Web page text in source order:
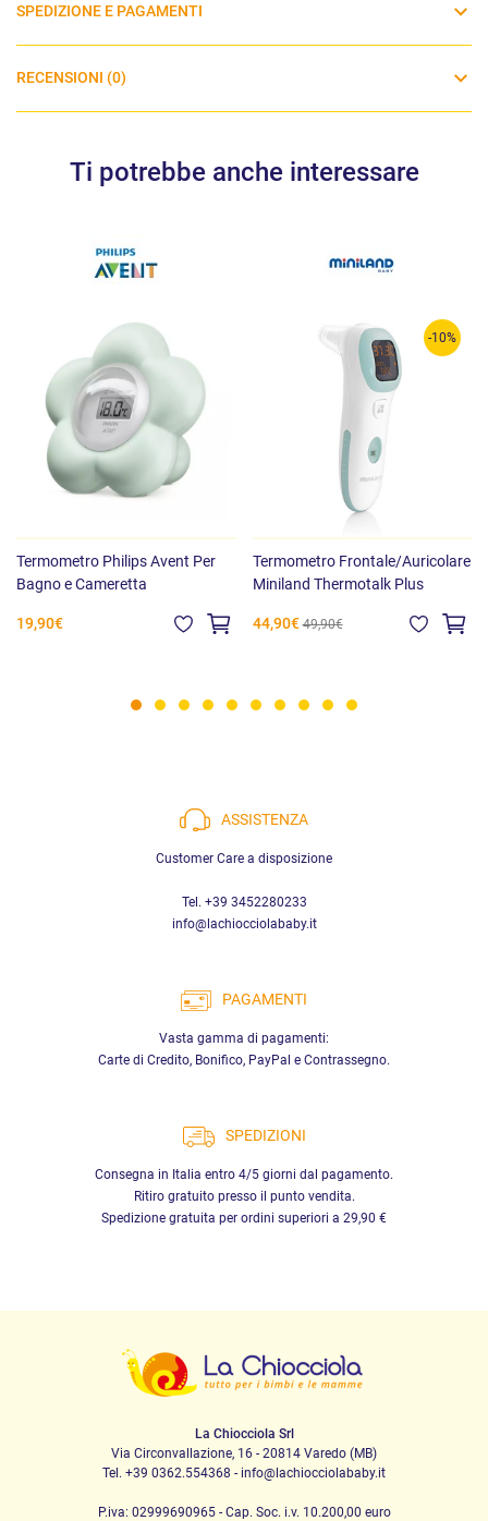
SPEDIZIONE E PAGAMENTI
RECENSIONI (0)
Ti potrebbe anche interessare
Termometro Philips Avent Per
Bagno e Cameretta
19,90€
-10%
Termometro Frontale/Auricolare
Miniland Thermotalk Plus
44,90€ 49,90€
ASSISTENZA
Customer Care a disposizione
Tel. +39 3452280233
info@lachiocciolababy.it
PAGAMENTI
Vasta gamma di pagamenti:
Carte di Credito, Bonifico, PayPal e Contrassegno.
SPEDIZIONI
Consegna in Italia entro 4/5 giorni dal pagamento.
Ritiro gratuito presso il punto vendita.
Spedizione gratuita per ordini superiori a 29,90 €
La Chiocciola Srl
Via Circonvallazione, 16 - 20814 Varedo (MB)
Tel. +39 0362.554368 - info@lachiocciolababy.it
P.iva: 02999690965 - Cap. Soc. i.v. 10.200,00 euro